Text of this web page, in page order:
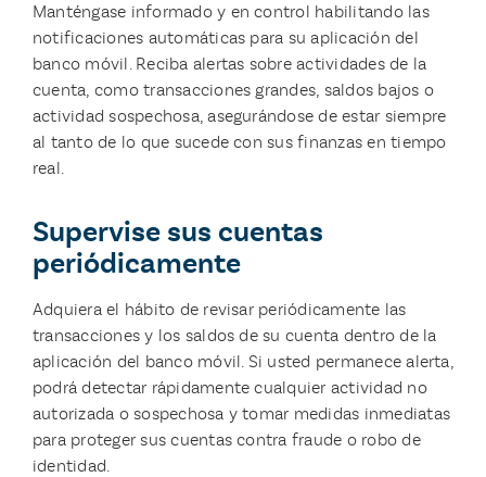
Manténgase informado y en control habilitando las
notificaciones automáticas para su aplicación del
banco móvil. Reciba alertas sobre actividades de la
cuenta, como transacciones grandes, saldos bajos o
actividad sospechosa, asegurándose de estar siempre
al tanto de lo que sucede con sus finanzas en tiempo
real.
Supervise sus cuentas
periódicamente
Adquiera el hábito de revisar periódicamente las
transacciones y los saldos de su cuenta dentro de la
aplicación del banco móvil. Si usted permanece alerta,
podrá detectar rápidamente cualquier actividad no
autorizada o sospechosa y tomar medidas inmediatas
para proteger sus cuentas contra fraude o robo de
identidad.